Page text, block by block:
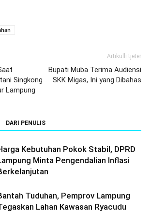
Singkong
Lampung
Artikulli tjetër
Bupati Muba Terima Audiensi
SKK Migas, Ini yang Dibahas
DARI PENULIS
Kebutuhan Pokok Stabil, DPRD
Minta Pengendalian Inflasi
Tuduhan, Pemprov Lampung
Lahan Kawasan Ryacudu